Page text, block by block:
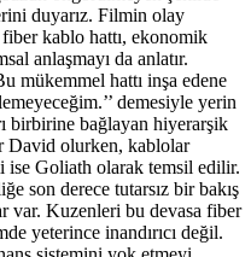
duyarız. Filmin olay
kablo hattı, ekonomik
anlaşmayı da anlatır.
mükemmel hattı inşa edene
demesiyle yerin
birbirine bağlayan hiyerarşik
David olurken, kablolar
ise Goliath olarak temsil edilir.
son derece tutarsız bir bakış
var. Kuzenleri bu devasa fiber
yeterince inandırıcı değil.